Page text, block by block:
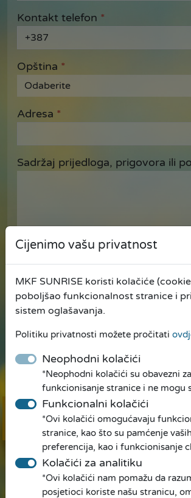
Kontakt telefon *
+387
Opština *
Adresa *
Sadržaj prijedloga, prigovora ili
odgovornošću), da su podaci
prigovoru tačni i da nijedna
nije izostavljena niti pogrešno
Poznato mi je da će MKF
je neophodan, obraditi moje
podatke.*
POŠALJI
Cijenimo vašu privatnost
MKF SUNRISE koristi kolačiće
poboljšao funkcionalnost stranice i
sistem oglašavanja.
Politiku privatnosti možete pročitati
Neophodni kolačići
*Neophodni kolačići su obavezni
funkcionisanje stranice i ne mogu
Funkcionalni kolačići
*Ovi kolačići omogućavaju
stranice, kao što su pamćenje
preferencija, kao i funkcionisanje
Kolačići za analitiku
*Ovi kolačići nam pomažu da
posjetioci koriste našu stranicu,